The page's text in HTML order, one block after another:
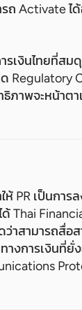
ถ Activate ได้
รเงินไทยที่สม
Regulatory
ภาพจะหน้าต
PR เป็นกา
Thai
สามารถสื่อสา
างการเงินที่ยั่